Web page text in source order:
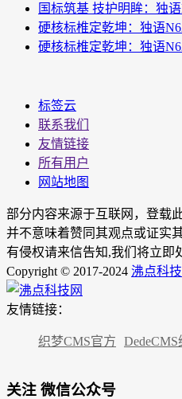
国标筑基 技护明眸：独
硬核标椎定乾坤：独语
硬核标椎定乾坤：独语
标签云
联系我们
友情链接
所有用户
网站地图
部分内容来源于互联网，登载
并不意味着赞同其观点或证实
有侵权请来信告知,我们将立即
Copyright © 2017-2024 沸点科
友情链接：
织梦CMS官方
关注 微信公众号